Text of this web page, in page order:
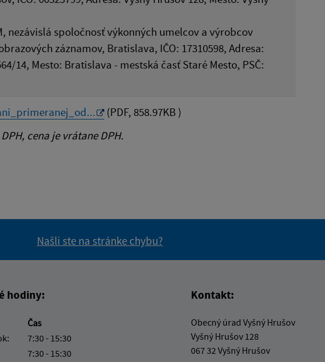
nezávislá spoločnosť výkonných umelcov a výrobcov
záznamov, Bratislava, IČO: 17310598, Adresa:
14, Mesto: Bratislava - mestská časť Staré Mesto, PSČ:
(PDF, 858.97KB )
cena je vrátane DPH.
Našli ste na stránke chybu?
hodiny:
Čas
7:30 - 15:30
7:30 - 15:30
Kontakt:
Obecný úrad Vyšný Hrušov
Vyšný Hrušov 128
067 32 Vyšný Hrušov